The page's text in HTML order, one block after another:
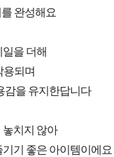
완성해요
을 더해
용되며
감을 유지한답니다
놓치지 않아
기 좋은 아이템이에요